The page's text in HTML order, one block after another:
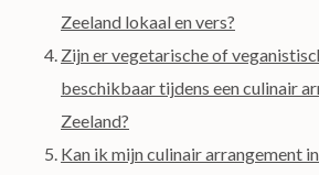
Zeeland lokaal en vers?
Zijn er vegetarische of
beschikbaar tijdens een culinair
Zeeland?
Kan ik mijn culinair arrangement